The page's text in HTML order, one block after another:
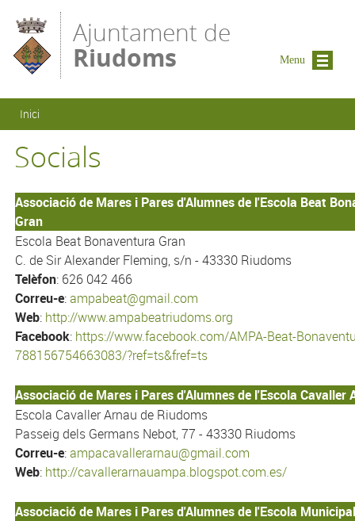
Ajuntament de
Riudoms
Esteu aquí
Inici
Socials
Associació de Mares i Pares d'Alumnes de l'Escola Beat
Gran
Escola Beat Bonaventura Gran
C. de Sir Alexander Fleming, s/n - 43330 Riudoms
Telèfon: 626 042 466
Correu-e:ampabeat@gmail.com
Web: http://www.ampabeatriudoms.org
Facebook: https://www.facebook.com/AMPA-Beat-
788156754663083/?ref=ts&fref=ts
Associació de Mares i Pares d'Alumnes de l'Escola Cavaller
Escola Cavaller Arnau de Riudoms
Passeig dels Germans Nebot, 77 - 43330 Riudoms
Correu-e:ampacavallerarnau@gmail.com
Web: http://cavallerarnauampa.blogspot.com.es/
Associació de Mares i Pares d'Alumnes de l'Escola
Menu